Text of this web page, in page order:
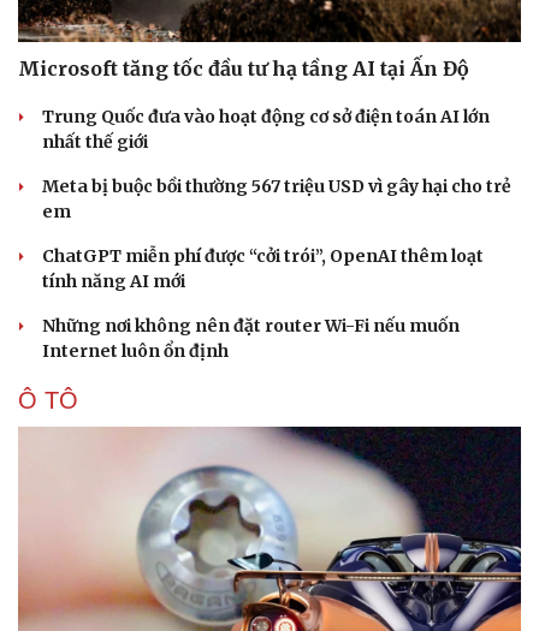
Lịch thi đấu bóng đá
Thế giới thể thao
eSports
Xe máy
Tư vấn
Microsoft tăng tốc đầu tư hạ tầng AI tại Ấn Độ
Trung Quốc đưa vào hoạt động cơ sở điện toán AI lớn
nhất thế giới
Meta bị buộc bồi thường 567 triệu USD vì gây hại cho trẻ
em
ChatGPT miễn phí được “cởi trói”, OpenAI thêm loạt
tính năng AI mới
Những nơi không nên đặt router Wi-Fi nếu muốn
Internet luôn ổn định
Ô TÔ